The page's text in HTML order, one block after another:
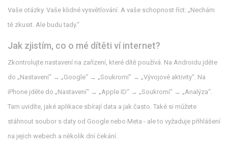
Vaše otázky. Vaše klidné vysvětlování. A vaše schopnost říct: „Nechám
tě zkusit. Ale budu tady.“
Jak zjistím, co o mé dítěti ví internet?
Zkontrolujte nastavení na zařízení, které dítě používá. Na Androidu jděte
do „Nastavení“ → „Google“ → „Soukromí“ → „Vývojové aktivity“. Na
iPhone jděte do „Nastavení“ → „Apple ID“ → „Soukromí“ → „Analýza“.
Tam uvidíte, jaké aplikace sbírají data a jak často. Také si můžete
stáhnout soubor s daty od Google nebo Meta - ale to vyžaduje přihlášení
na jejich webech a několik dní čekání.